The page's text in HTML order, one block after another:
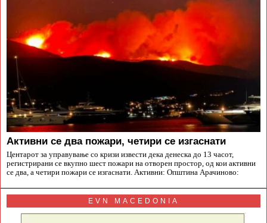
Aктивни се два пожари, четири се изгаснати
Центарот за управување со кризи извести дека денеска до 13 часот,
регистрирани се вкупно шест пожари на отворен простор, од кои активни
се два, а четири пожари се изгаснати. Активни: Општина Арачиново:
EVN MACEDONIA